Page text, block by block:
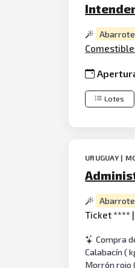
Lotes
URUGUAY |
Ticket ****
Compra
Calabacín (
Morrón rojo